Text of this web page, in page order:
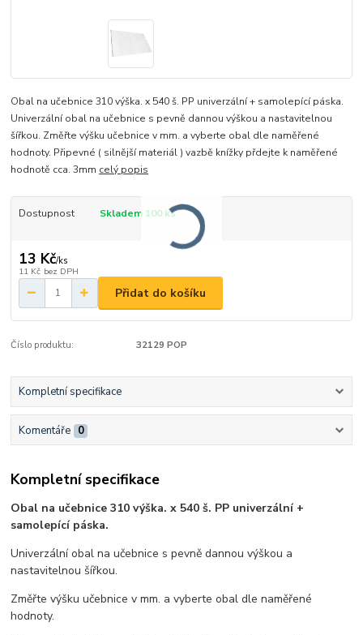
Obal na učebnice 310 výška. x 540 š. PP univerzální + samolepící páska.
Univerzální obal na učebnice s pevně dannou výškou a nastavitelnou
šířkou. Změřte výšku učebnice v mm. a vyberte obal dle naměřené
hodnoty. Připevné ( silnější materiál ) vazbě knížky přdejte k naměřené
hodnotě cca. 3mm celý popis
Dostupnost Skladem 100 ks
13 Kč/ks
11 Kč bez DPH
Přidat do košíku
Číslo produktu: 32129 POP
Kompletní specifikace
Komentáře 0
Kompletní specifikace
Obal na učebnice 310 výška. x 540 š. PP univerzální +
samolepící páska.
Univerzální obal na učebnice s pevně dannou výškou a
nastavitelnou šířkou.
Změřte výšku učebnice v mm. a vyberte obal dle naměřené
hodnoty.